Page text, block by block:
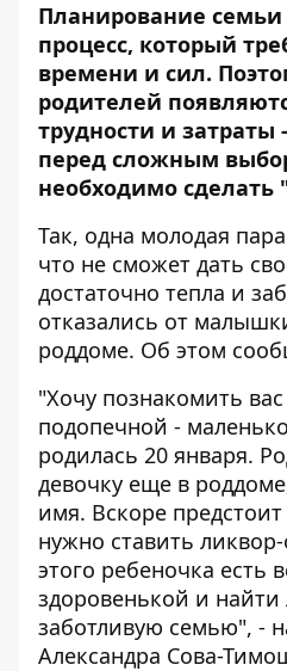
Планирование
процесс, который
времени и сил.
родителей
трудности и затраты
перед сложным
необходимо сделать
Так, одна молодая
что не сможет дать
достаточно тепла и
отказались от
роддоме. Об этом
"Хочу познакомить
подопечной -
родилась 20 января.
девочку еще в
имя. Вскоре
нужно ставить
этого ребеночка есть
здоровенькой и
заботливую семью", -
Александра Сова-